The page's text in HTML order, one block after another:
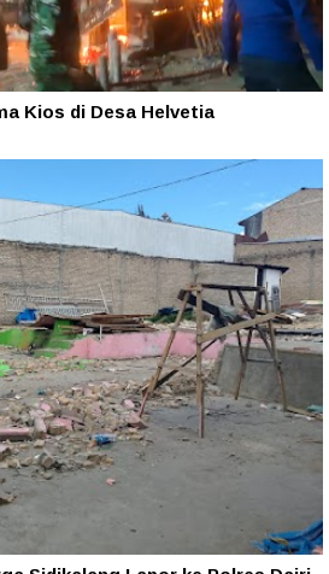
Kios di Desa Helvetia